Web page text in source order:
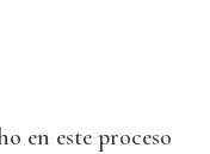
en este proceso